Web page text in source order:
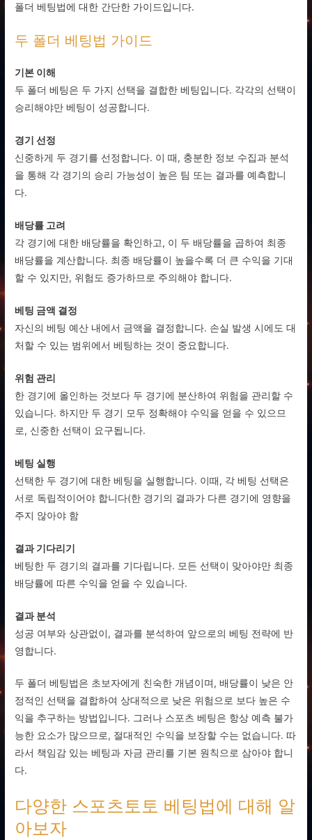
폴더 베팅법에 대한 간단한 가이드입니다.
두 폴더 베팅법 가이드
기본 이해
두 폴더 베팅은 두 가지 선택을 결합한 베팅입니다. 각각의 선택이
승리해야만 베팅이 성공합니다.
경기 선정
신중하게 두 경기를 선정합니다. 이 때, 충분한 정보 수집과 분석
을 통해 각 경기의 승리 가능성이 높은 팀 또는 결과를 예측합니
다.
배당률 고려
각 경기에 대한 배당률을 확인하고, 이 두 배당률을 곱하여 최종
배당률을 계산합니다. 최종 배당률이 높을수록 더 큰 수익을 기대
할 수 있지만, 위험도 증가하므로 주의해야 합니다.
베팅 금액 결정
자신의 베팅 예산 내에서 금액을 결정합니다. 손실 발생 시에도 대
처할 수 있는 범위에서 베팅하는 것이 중요합니다.
위험 관리
한 경기에 올인하는 것보다 두 경기에 분산하여 위험을 관리할 수
있습니다. 하지만 두 경기 모두 정확해야 수익을 얻을 수 있으므
로, 신중한 선택이 요구됩니다.
베팅 실행
선택한 두 경기에 대한 베팅을 실행합니다. 이때, 각 베팅 선택은
서로 독립적이어야 합니다(한 경기의 결과가 다른 경기에 영향을
주지 않아야 함
결과 기다리기
베팅한 두 경기의 결과를 기다립니다. 모든 선택이 맞아야만 최종
배당률에 따른 수익을 얻을 수 있습니다.
결과 분석
성공 여부와 상관없이, 결과를 분석하여 앞으로의 베팅 전략에 반
영합니다.
두 폴더 베팅법은 초보자에게 친숙한 개념이며, 배당률이 낮은 안
정적인 선택을 결합하여 상대적으로 낮은 위험으로 보다 높은 수
익을 추구하는 방법입니다. 그러나 스포츠 베팅은 항상 예측 불가
능한 요소가 많으므로, 절대적인 수익을 보장할 수는 없습니다. 따
라서 책임감 있는 베팅과 자금 관리를 기본 원칙으로 삼아야 합니
다.
다양한 스포츠토토 베팅법에 대해 알
아보자